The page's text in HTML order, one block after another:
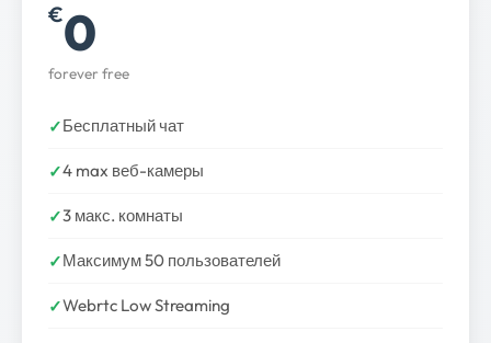
€0
forever free
Бесплатный чат
4 max веб-камеры
3 макс. комнаты
Максимум 50 пользователей
Webrtc Low Streaming